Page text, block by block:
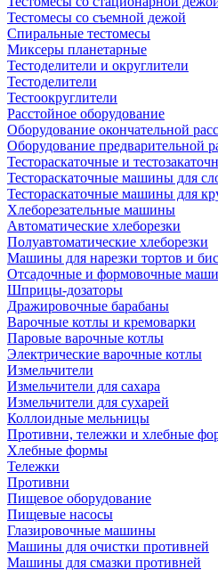
Тестомесы со съемной дежой
Спиральные тестомесы
Миксеры планетарные
Тестоделители и округлители
Тестоделители
Тестоокруглители
Расстойное оборудование
Оборудование окончательной
Оборудование предварительной
Тестораскаточные и
Тестораскаточные машины для
Тестораскаточные машины для
Хлеборезательные машины
Автоматические хлеборезки
Полуавтоматические хлеборезки
Машины для нарезки тортов и
Отсадочные и формовочные
Шприцы-дозаторы
Дражировочные барабаны
Варочные котлы и кремоварки
Паровые варочные котлы
Электрические варочные котлы
Измельчители
Измельчители для сахара
Измельчители для сухарей
Коллоидные мельницы
Противни, тележки и хлебные
Хлебные формы
Тележки
Противни
Пищевое оборудование
Пищевые насосы
Глазировочные машины
Машины для очистки противней
Машины для смазки противней